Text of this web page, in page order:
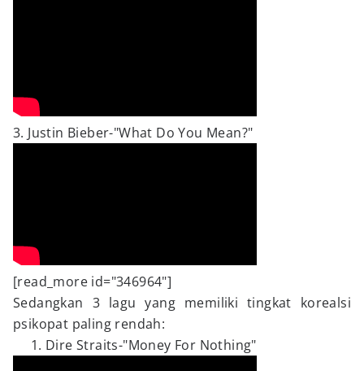
3. Justin Bieber-"What Do You Mean?"
[read_more id="346964"]
Sedangkan 3 lagu yang memiliki tingkat korealsi
psikopat paling rendah:
Dire Straits-"Money For Nothing"